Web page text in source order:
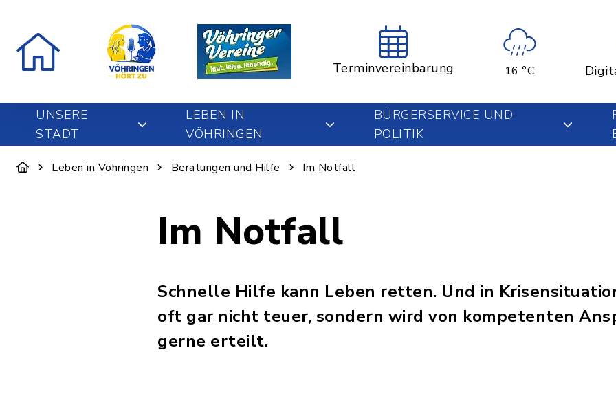
Terminvereinbarung 16 °C
UNSERE
STADT
LEBEN IN
VÖHRINGEN
BÜRGERSERVICE UND
POLITIK
Leben in Vöhringen Beratungen und Hilfe Im Notfall
Im Notfall
Schnelle Hilfe kann Leben retten. Und in
oft gar nicht teuer, sondern wird von kompetenten
gerne erteilt.